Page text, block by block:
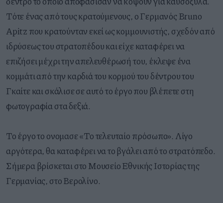
Τότε ένας από τους κρατούμενους, ο Γερμανός Bruno
Apitz που κρατούνταν εκεί ως κομμουνιστής, σχεδόν από
ιδρύσεως του στρατοπέδου και είχε καταφέρει να
επιζήσει μέχρι την απελευθέρωσή του, έκλεψε ένα
κομμάτι από την καρδιά του κορμού του δέντρου του
Γκαίτε και σκάλισε σε αυτό το έργο που βλέπετε στη
φωτογραφία στα δεξιά.
Το έργο το ονομασε «Το τελευταίο πρόσωπο». Λίγο
αργότερα, θα καταφέρει να το βγάλει από το στρατόπεδο.
Σήμερα βρίσκεται στο Μουσείο Εθνικής Ιστορίας της
Γερμανίας, στο Βερολίνο.